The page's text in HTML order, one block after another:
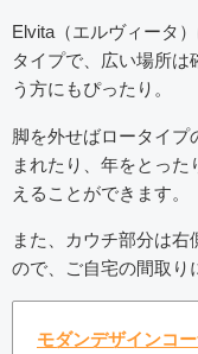
Elvita（エルヴィータ
タイプで、広い場所
う方にもぴったり。
脚を外せばロータイプ
まれたり、年をとっ
えることができます。
また、カウチ部分は
ので、ご自宅の間取り
モダンデザインコ